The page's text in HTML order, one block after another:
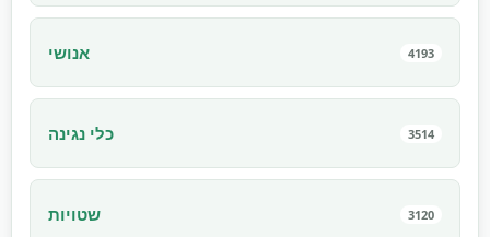
אנושי 4193
כלי נגינה 3514
שטויות 3120